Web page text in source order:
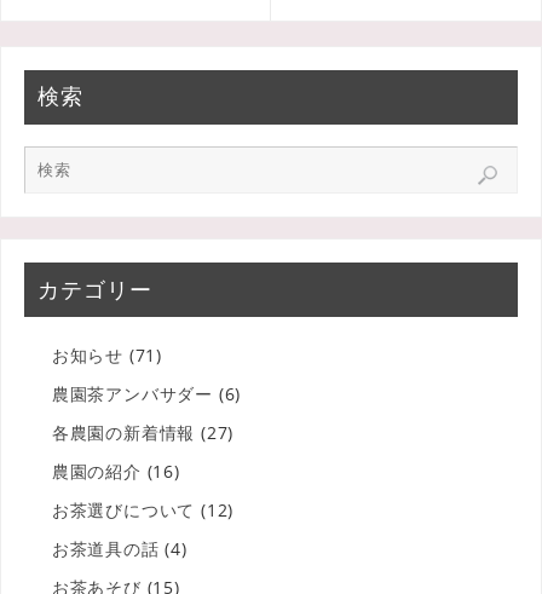
検索
カテゴリー
お知らせ (71)
農園茶アンバサダー (6)
各農園の新着情報 (27)
農園の紹介 (16)
お茶選びについて (12)
お茶道具の話 (4)
お茶あそび (15)